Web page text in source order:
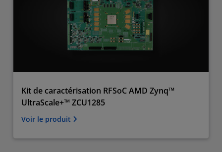
Kit de caractérisation RFSoC AMD Zynq™
UltraScale+™ ZCU1285
Voir le produit